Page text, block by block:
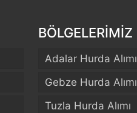
BÖLGELERİMİZ
Adalar Hurda Alımı
Gebze Hurda Alımı
Tuzla Hurda Alımı